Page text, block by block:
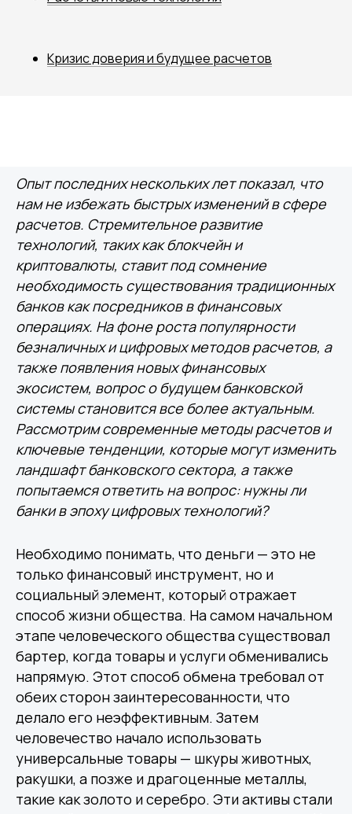
Кризис доверия и будущее расчетов
Опыт последних нескольких лет показал, что
нам не избежать быстрых изменений в сфере
расчетов. Стремительное развитие
технологий, таких как блокчейн и
криптовалюты, ставит под сомнение
необходимость существования традиционных
банков как посредников в финансовых
операциях. На фоне роста популярности
безналичных и цифровых методов расчетов, а
также появления новых финансовых
экосистем, вопрос о будущем банковской
системы становится все более актуальным.
Рассмотрим современные методы расчетов и
ключевые тенденции, которые могут изменить
ландшафт банковского сектора, а также
попытаемся ответить на вопрос: нужны ли
банки в эпоху цифровых технологий?
Необходимо понимать, что деньги — это не
только финансовый инструмент, но и
социальный элемент, который отражает
способ жизни общества. На самом начальном
этапе человеческого общества существовал
бартер, когда товары и услуги обменивались
напрямую. Этот способ обмена требовал от
обеих сторон заинтересованности, что
делало его неэффективным. Затем
человечество начало использовать
универсальные товары — шкуры животных,
ракушки, а позже и драгоценные металлы,
такие как золото и серебро. Эти активы стали